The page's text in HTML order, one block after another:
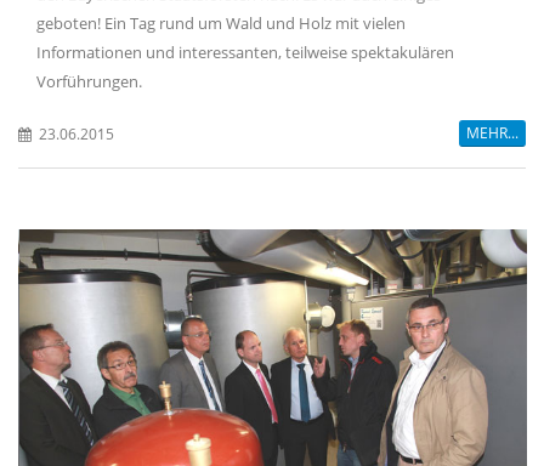
geboten! Ein Tag rund um Wald und Holz mit vielen
Informationen und interessanten, teilweise spektakulären
Vorführungen.
23.06.2015 MEHR...